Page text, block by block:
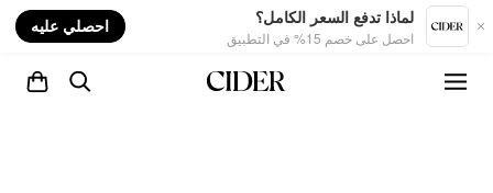
لماذا تدفع السعر الكامل؟
احصل على خصم 15% في التطبيق
احصلي عليه